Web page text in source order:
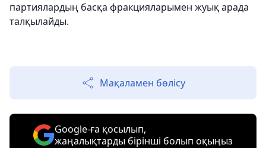
партиялардың басқа фракцияларымен жуық арада
талқылайды.
Мақаламен бөлісу
Google-ға қосылып,
жаңалықтарды бірінші болып оқыңыз